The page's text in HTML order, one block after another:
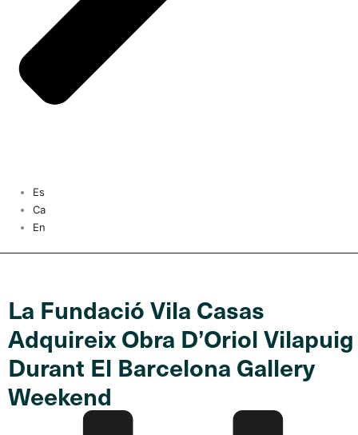
Es
Ca
En
La Fundació Vila Casas
Adquireix Obra D’Oriol Vilapuig
Durant El Barcelona Gallery
Weekend